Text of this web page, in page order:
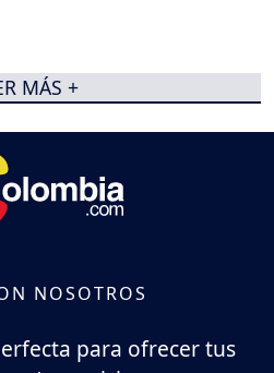
MÁS +
NOSOTROS
para ofrecer tus